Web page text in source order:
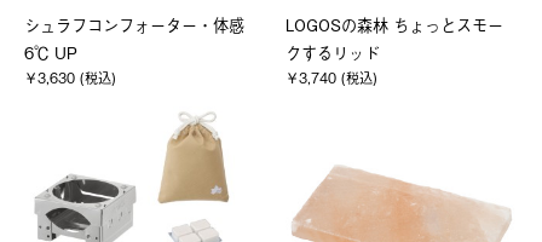
シュラフコンフォーター・体感
6℃ UP
￥3,630 (税込)
LOGOSの森林 ちょっとスモー
クするリッド
￥3,740 (税込)